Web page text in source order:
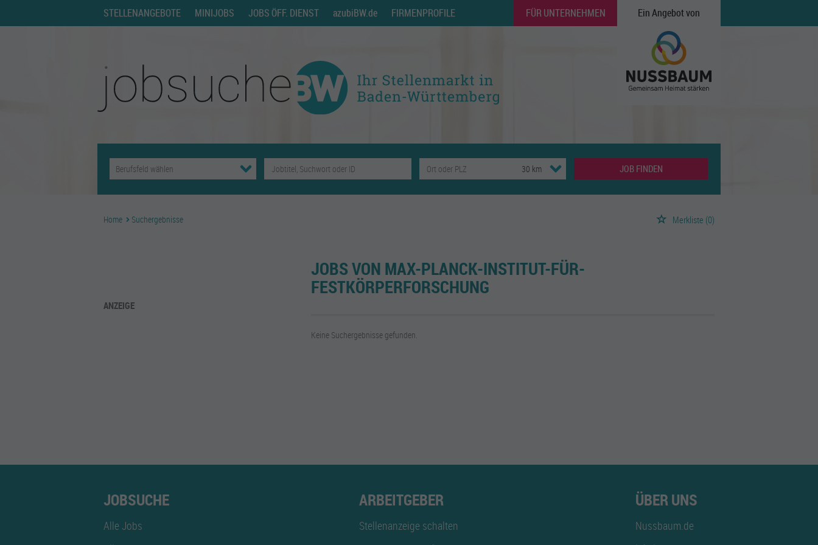
STELLENANGEBOTE MINIJOBS JOBS ÖFF. DIENST azubiBW.de FIRMENPROFILE FÜR UNTERNEHMEN Ein Angebot von
JOB FINDEN
Home Suchergebnisse Merkliste (0)
ANZEIGE
JOBS VON MAX-PLANCK-INSTITUT-FÜR-
FESTKÖRPERFORSCHUNG
Keine Suchergebnisse gefunden.
JOBSUCHE
Alle Jobs
ARBEITGEBER
Stellenanzeige schalten
ÜBER UNS
Nussbaum.de